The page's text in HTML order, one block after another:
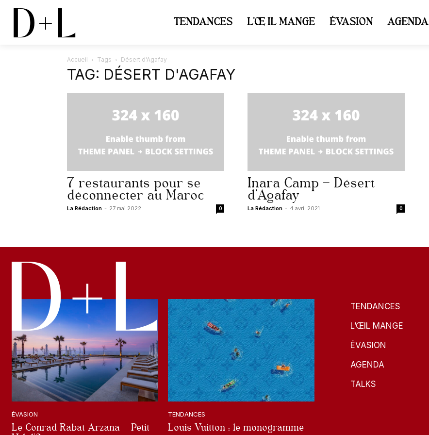
D+L TENDANCES L’ŒIL MANGE ÉVASION AGENDA
Accueil Tags Désert d'Agafay
TAG: DÉSERT D'AGAFAY
7 restaurants pour se
déconnecter au Maroc
La Rédaction - 27 mai 2022 0
Inara Camp – Désert
d’Agafay
La Rédaction - 4 avril 2021 0
ÉVASION
Le Conrad Rabat Arzana – Petit
TENDANCES
Louis Vuitton : le monogramme
TENDANCES
L’ŒIL MANGE
ÉVASION
AGENDA
TALKS